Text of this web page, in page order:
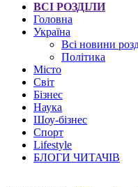
ВСІ РОЗДІЛИ
Головна
Україна
Всі новини
Політика
Місто
Світ
Бізнес
Наука
Шоу-бізнес
Спорт
Lifestyle
БЛОГИ ЧИТАЧІВ